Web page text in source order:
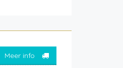
Meer info